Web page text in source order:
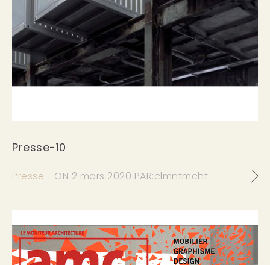
Presse-10
Presse ON 2 mars 2020 PAR:clmntmcht